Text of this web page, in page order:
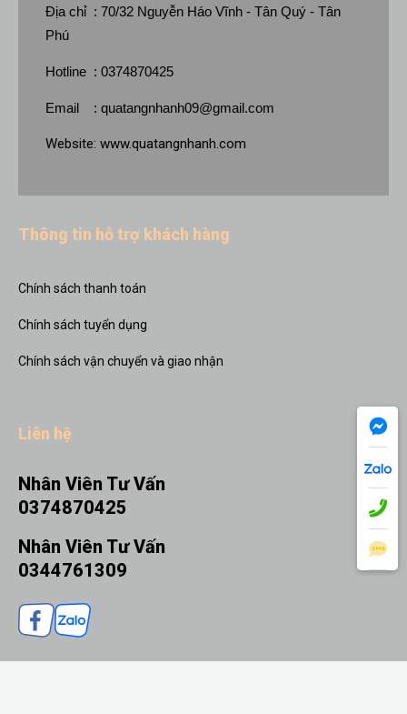
Địa chỉ : 70/32 Nguyễn Háo Vĩnh - Tân Quý - Tân
Phú
Hotline : 0374870425
Email : quatangnhanh09@gmail.com
Website: www.quatangnhanh.com
Thông tin hỗ trợ khách hàng
Chính sách thanh toán
Chính sách tuyển dụng
Chính sách vận chuyển và giao nhận
Liên hệ
Nhân Viên Tư Vấn
0374870425
Nhân Viên Tư Vấn
0344761309